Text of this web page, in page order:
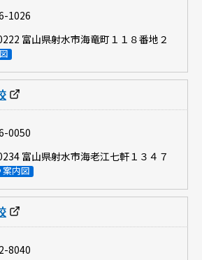
1026
富山県射水市海竜町１１８番地２
0050
富山県射水市海老江七軒１３４７
案内図
8040